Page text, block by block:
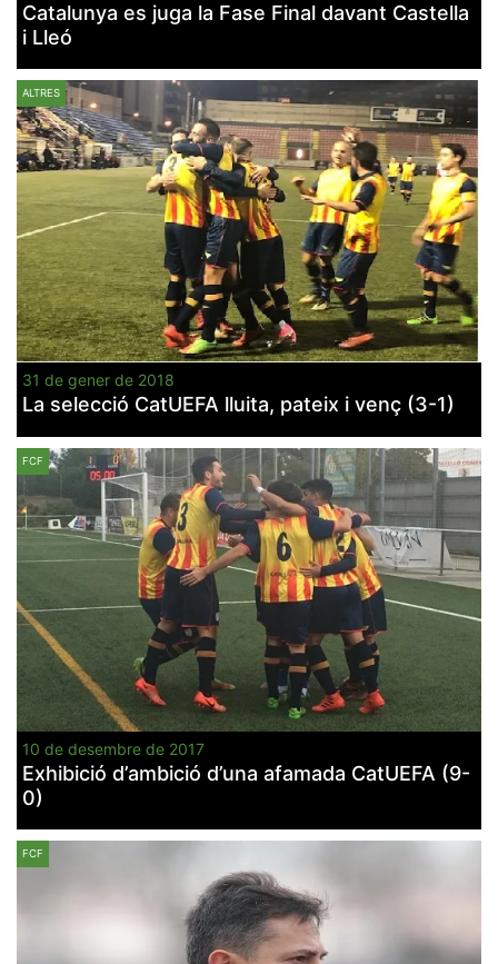
Catalunya es juga la Fase Final davant Castella
i Lleó
ALTRES
31 de gener de 2018
La selecció CatUEFA lluita, pateix i venç (3-1)
FCF
10 de desembre de 2017
Exhibició d’ambició d’una afamada CatUEFA (9-
0)
FCF